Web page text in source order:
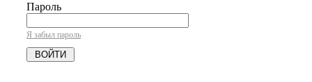
Пароль
Я забыл пароль